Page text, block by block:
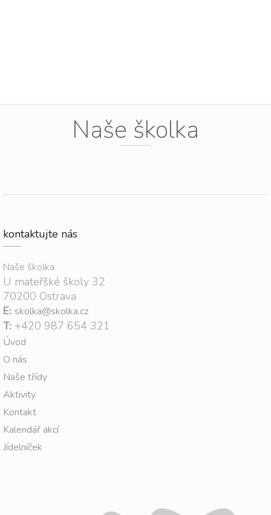
Naše školka
kontaktujte nás
Naše školka
U mateřšké školy 32
70200 Ostrava
E: skolka@skolka.cz
T: +420 987 654 321
Úvod
O nás
Naše třídy
Aktivity
Kontakt
Kalendář akcí
Jídelníček